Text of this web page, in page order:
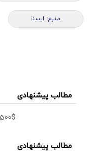
منبع: ايسنا
مطالب پیشنهادی
500$ هدیه به کاربران جدید،ثبت نام کن
مطالب پیشنهادی